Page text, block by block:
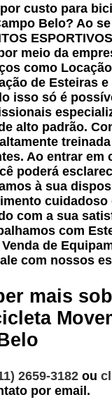
custo para
Belo? Ao
meio da
como
de Esteiras
isso só é
alto padrão.
Ao entrar em
poderá
à sua
cuidadoso
com a sua
com
de
com nossos
mais
2659-3182ou
por email.